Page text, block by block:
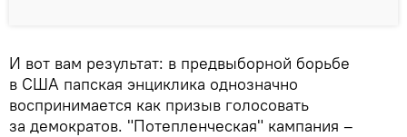
И вот вам результат: в предвыборной борьбе
в США папская энциклика однозначно
воспринимается как призыв голосовать
за демократов. "Потепленческая" кампания –